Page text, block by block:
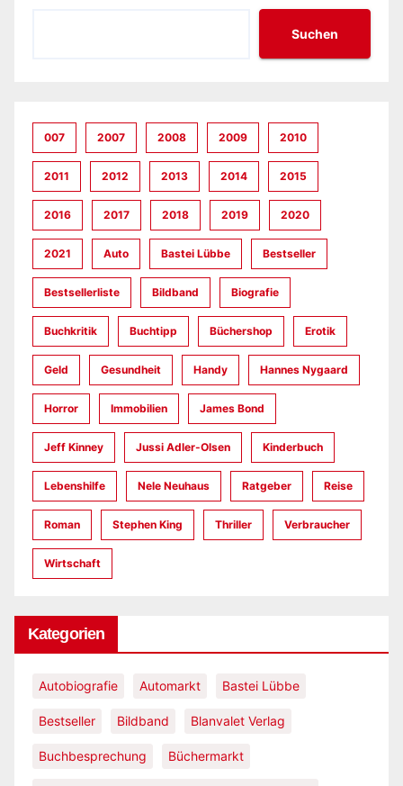
Suchen
007 2007 2008 2009 2010
2011 2012 2013 2014 2015
2016 2017 2018 2019 2020
2021 Auto Bastei Lübbe Bestseller
Bestsellerliste Bildband Biografie
Buchkritik Buchtipp Büchershop Erotik
Geld Gesundheit Handy Hannes Nygaard
Horror Immobilien James Bond
Jeff Kinney Jussi Adler-Olsen Kinderbuch
Lebenshilfe Nele Neuhaus Ratgeber Reise
Roman Stephen King Thriller Verbraucher
Wirtschaft
Kategorien
Autobiografie Automarkt Bastei Lübbe
Bestseller Bildband Blanvalet Verlag
Buchbesprechung Büchermarkt